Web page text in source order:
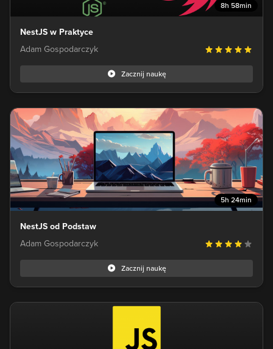
8h 58min
NestJS w Praktyce
Adam Gospodarczyk
Zacznij naukę
5h 24min
NestJS od Podstaw
Adam Gospodarczyk
Zacznij naukę